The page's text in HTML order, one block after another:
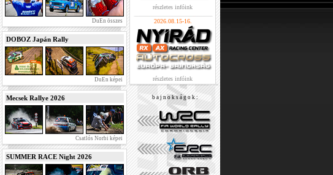
DuEn összes
DOBOZ Japán Rally
DuEn képei
Mecsek Rallye 2026
Csatlós Norbi képei
SUMMER RACE Night 2026
részletes infóink
2026.08.15-16.
részletes infóink
b a j n o k s á g o k :